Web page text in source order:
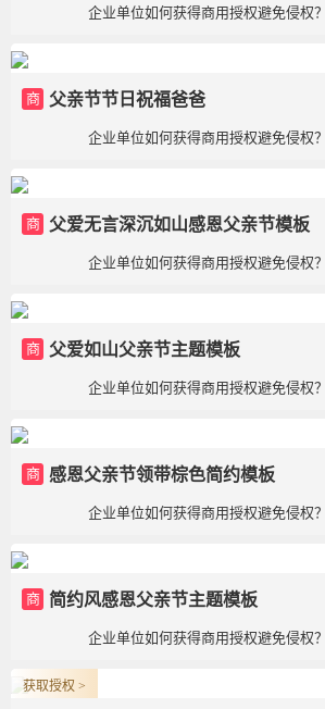
企业单位如何获得商用授权避免侵权？
商 父亲节节日祝福爸爸
企业单位如何获得商用授权避免侵权？
商 父爱无言深沉如山感恩父亲节模板
企业单位如何获得商用授权避免侵权？
商 父爱如山父亲节主题模板
企业单位如何获得商用授权避免侵权？
商 感恩父亲节领带棕色简约模板
企业单位如何获得商用授权避免侵权？
商 简约风感恩父亲节主题模板
企业单位如何获得商用授权避免侵权？
获取授权 >